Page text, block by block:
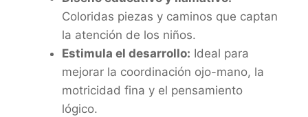
Coloridas piezas y caminos que captan
la atención de los niños.
Estimula el desarrollo: Ideal para
mejorar la coordinación ojo-mano, la
motricidad fina y el pensamiento
lógico.